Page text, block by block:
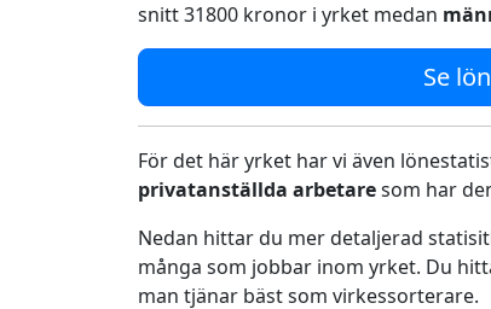
snitt 31800 kronor i yrket medan
Se
För det här yrket har vi även
privatanställda arbetaresom har
Nedan hittar du mer detaljerad
många som jobbar inom yrket. Du
man tjänar bäst som virkessorterare.